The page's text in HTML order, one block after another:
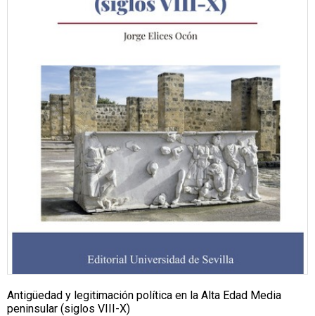
Antigüedad y legitimación política en la Alta Edad Media
peninsular (siglos VIII-X)